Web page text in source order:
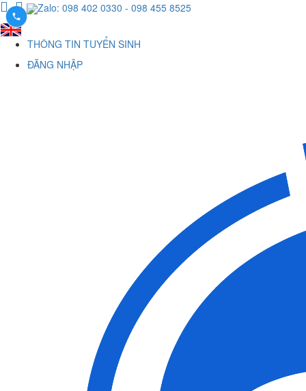
Zalo: 098 402 0330 - 098 455 8525
THÔNG TIN TUYỂN SINH
ĐĂNG NHẬP